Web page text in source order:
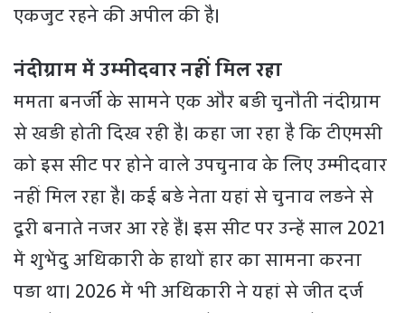
एकजुट रहने की अपील की है।
नंदीग्राम में उम्मीदवार नहीं मिल रहा
ममता बनर्जी के सामने एक और बड़ी चुनौती नंदीग्राम
से खड़ी होती दिख रही है। कहा जा रहा है कि टीएमसी
को इस सीट पर होने वाले उपचुनाव के लिए उम्मीदवार
नहीं मिल रहा है। कई बड़े नेता यहां से चुनाव लड़ने से
दूरी बनाते नजर आ रहे हैं। इस सीट पर उन्हें साल 2021
में शुभेंदु अधिकारी के हाथों हार का सामना करना
पड़ा था। 2026 में भी अधिकारी ने यहां से जीत दर्ज